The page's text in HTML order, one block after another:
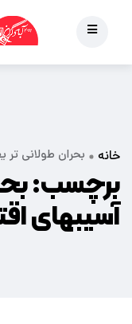
خانه بحران طولانی تر
برچسب:
آسیبهای